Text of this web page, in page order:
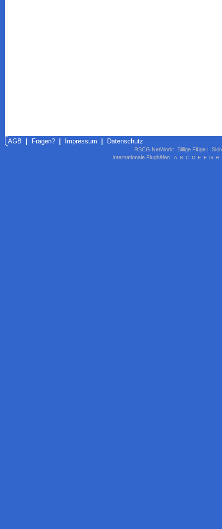
AGB Fragen? Impressum Datenschutz
RSCG NetWork: Billige Flüge |
Internationale Flughäfen
A B C D E F G H